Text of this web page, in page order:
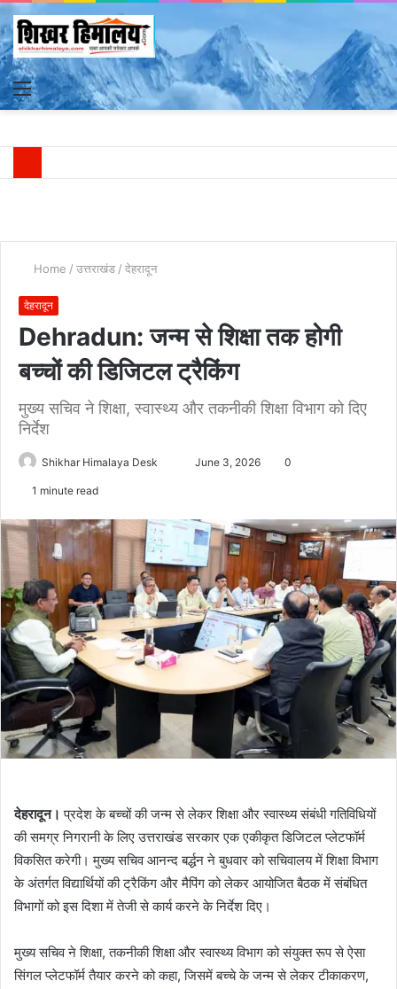
Menu
Home / उत्तराखंड / देहरादून
देहरादून
Dehradun: जन्म से शिक्षा तक होगी
बच्चों की डिजिटल ट्रैकिंग
मुख्य सचिव ने शिक्षा, स्वास्थ्य और तकनीकी शिक्षा विभाग को दिए
निर्देश
Shikhar Himalaya Desk
SendJune 3, 2026 0
1 minute read
देहरादून। प्रदेश के बच्चों की जन्म से लेकर शिक्षा और स्वास्थ्य संबंधी गतिविधियों
की समग्र निगरानी के लिए उत्तराखंड सरकार एक एकीकृत डिजिटल प्लेटफॉर्म
विकसित करेगी। मुख्य सचिव आनन्द बर्द्धन ने बुधवार को सचिवालय में शिक्षा विभाग
के अंतर्गत विद्यार्थियों की ट्रैकिंग और मैपिंग को लेकर आयोजित बैठक में संबंधित
विभागों को इस दिशा में तेजी से कार्य करने के निर्देश दिए।
मुख्य सचिव ने शिक्षा, तकनीकी शिक्षा और स्वास्थ्य विभाग को संयुक्त रूप से ऐसा
सिंगल प्लेटफॉर्म तैयार करने को कहा, जिसमें बच्चे के जन्म से लेकर टीकाकरण,